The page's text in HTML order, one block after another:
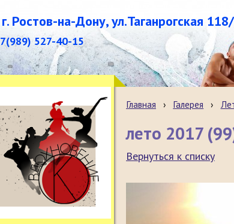
г. Ростов-на-Дону, ул.Таганрогская
7(989) 527-40-15
Главная › Галерея ›
лето 2017
Вернуться к списку